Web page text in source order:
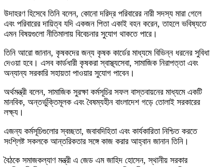
উদাহরণ হিসেবে তিনি বলেন, কোনো দরিদ্র পরিবারের নারী সদস্য মারা গেলে
এবং পরিবারের দায়িত্ব যদি একজন পিতা একাই বহন করেন, তাহলে ভবিষ্যতে
এমন বিষয়গুলো নীতিমালায় বিবেচনার সুযোগ থাকতে পারে।
তিনি আরো জানান, কৃষকদের জন্য কৃষক কার্ডের মাধ্যমে বিভিন্ন ধরনের সুবিধা
দেওয়া হবে। এসব কার্ডধারী কৃষকরা স্বাস্থ্যসেবা, সামাজিক নিরাপত্তা এবং
অন্যান্য সরকারি সহায়তা পাওয়ার সুযোগ পাবেন।
অর্থমন্ত্রী বলেন, সামাজিক সুরক্ষা কর্মসূচির সফল বাস্তবায়নের মাধ্যমে একটি
মানবিক, অন্তর্ভুক্তিমূলক এবং বৈষম্যহীন বাংলাদেশ গড়ে তোলাই সরকারের
লক্ষ্য।
এজন্য কর্মসূচিগুলোর স্বচ্ছতা, জবাবদিহিতা এবং কার্যকারিতা নিশ্চিত করতে
সংশ্লিষ্ট সকলকে আন্তরিকতার সঙ্গে কাজ করার আহ্বান জানান তিনি।
বৈঠকে সমাজকল্যাণ মন্ত্রী এ জেড এম জাহিদ হোসেন, স্থানীয় সরকার